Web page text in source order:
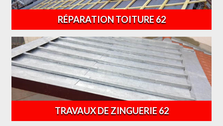
RÉPARATION TOITURE 62
TRAVAUX DE ZINGUERIE 62